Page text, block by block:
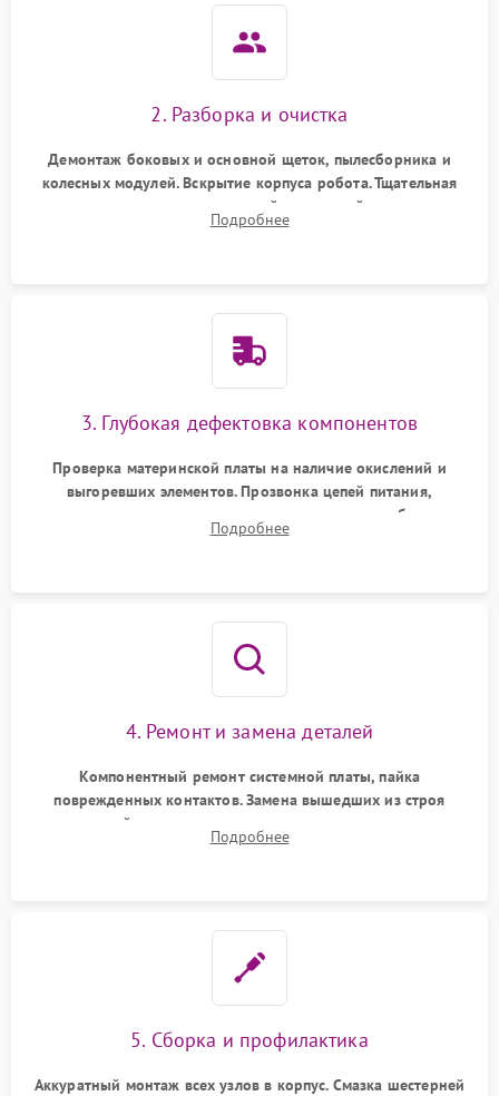
2. Разборка и очистка
Демонтаж боковых и основной щеток, пылесборника и
колесных модулей. Вскрытие корпуса робота. Тщательная
очистка внутренних полостей, шестерней и плат от
скопившейся пыли, волос и шерсти животных с
Подробнее
3. Глубокая дефектовка компонентов
Проверка материнской платы на наличие окислений и
выгоревших элементов. Прозвонка цепей питания,
тестирование приводных моторов колес и турбины
всасывания. Оценка состояния оптических и инфракрасных
Подробнее
4. Ремонт и замена деталей
Компонентный ремонт системной платы, пайка
поврежденных контактов. Замена вышедших из строя
двигателей, изношенного аккумулятора, неисправного
лидара или помпы подачи воды. Восстановление шлейфов и
Подробнее
5. Сборка и профилактика
Аккуратный монтаж всех узлов в корпус. Смазка шестерней